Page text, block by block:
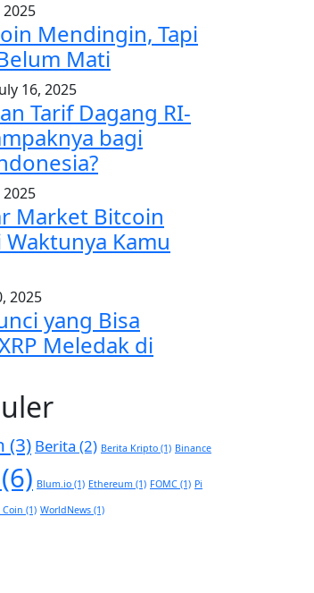
2025
Mendingin, Tapi
Mati
16, 2025
Tarif Dagang RI-
bagi
2025
Market Bitcoin
Waktunya Kamu
2025
yang Bisa
Meledak di
(3) Berita (2) Berita Kripto (1) Binance
(6) Blum.io (1) Ethereum (1) FOMC (1) Pi
Coin (1) WorldNews (1)